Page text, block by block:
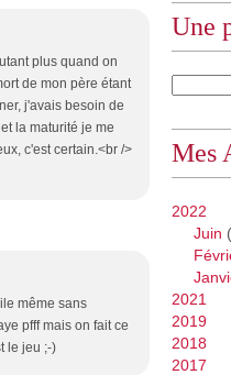
plus quand on
de mon père étant
j'avais besoin de
la maturité je me
c'est certain.<br />
même sans
pfff mais on fait ce
le jeu ;-)
Une
Mes
2022
Juin
2021
2019
2018
2017